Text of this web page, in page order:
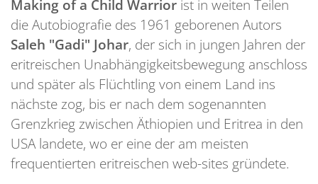
Making of a Child Warrior ist in weiten Teilen
die Autobiografie des 1961 geborenen Autors
Saleh "Gadi" Johar, der sich in jungen Jahren der
eritreischen Unabhängigkeitsbewegung anschloss
und später als Flüchtling von einem Land ins
nächste zog, bis er nach dem sogenannten
Grenzkrieg zwischen Äthiopien und Eritrea in den
USA landete, wo er eine der am meisten
frequentierten eritreischen web-sites gründete.